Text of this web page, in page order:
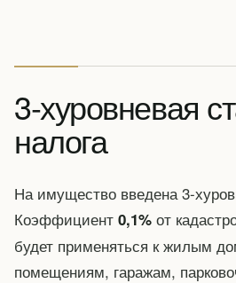
3-хуровневая
налога
На имущество введена 3-
Коэффициент 0,1% от
будет применяться к жилым
помещениям, гаражам,